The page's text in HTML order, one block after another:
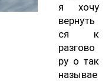
я хочу
вернуть
ся к
разгово
ру о так
называе